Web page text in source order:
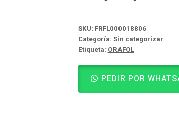
SKU: FRFL000018806
Categoría: Sin categorizar
Etiqueta: ORAFOL
PEDIR POR